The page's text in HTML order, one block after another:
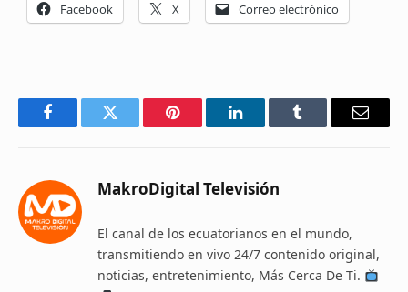
Facebook X Correo electrónico
FacebookTwitter Pinterest LinkedInTumblr Email
MakroDigital Televisión
El canal de los ecuatorianos en el mundo,
transmitiendo en vivo 24/7 contenido original,
noticias, entretenimiento, Más Cerca De Ti.